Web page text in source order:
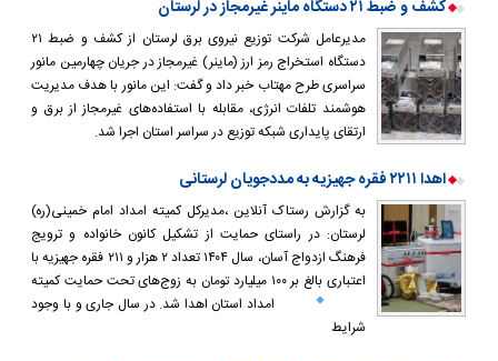
کشف و ضبط ۲۱ دستگاه ماینر غیرمجاز در لرستان
مدیرعامل شرکت توزیع نیروی برق لرستان از کشف و ضبط ۲۱
دستگاه استخراج رمز ارز (ماینر) غیرمجاز در جریان چهارمین مانور
سراسری طرح مهتاب خبر داد و گفت: این مانور با هدف مدیریت
هوشمند تلفات انرژی، مقابله با استفاده‌های غیرمجاز از برق و
ارتقای پایداری شبکه توزیع در سراسر استان اجرا شد.
اهدا ۲۲۱۱ فقره جهیزیه به مددجویان لرستانی
به گزارش رستاک آنلاین ،مدیرکل کمیته امداد امام خمینی(ره)
لرستان: در راستای حمایت از تشکیل کانون خانواده و ترویج
فرهنگ ازدواج آسان، سال ۱۴۰۴ تعداد ۲ هزار و ۲۱۱ فقره جهیزیه با
اعتباری بالغ بر ۱۰۰ میلیارد تومان به زوج‌های تحت حمایت کمیته
امداد استان اهدا شد.در سال جاری و با وجود
شرایط